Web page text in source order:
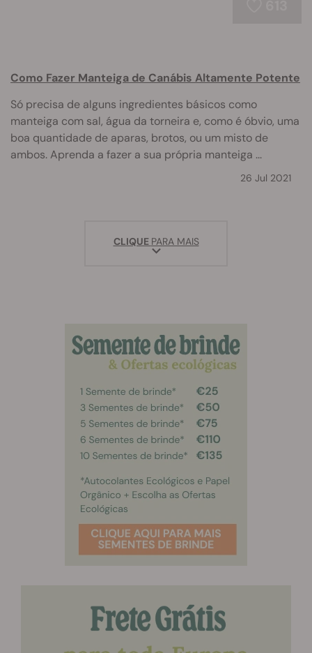
Como Fazer Manteiga de Canábis Altamente Potente
Só precisa de alguns ingredientes básicos como
manteiga com sal, água da torneira e, como é óbvio, uma
boa quantidade de aparas, brotos, ou um misto de
ambos. Aprenda a fazer a sua própria manteiga ...
26 Jul 2021
CLIQUE PARA MAIS